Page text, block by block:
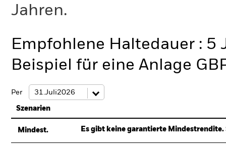
Jahren.
Empfohlene Haltedauer : 5
Beispiel für eine Anlage
Per
Szenarien
Mindest. Es gibt keine garantierte